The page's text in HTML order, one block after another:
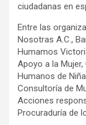
ciudadanas en
Entre las
Nosotras A.C.,
Humamos
Apoyo a la
Humanos de
Consultoría de
Acciones
Procuraduría de